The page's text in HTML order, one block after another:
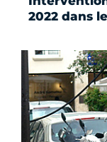
2022 dans